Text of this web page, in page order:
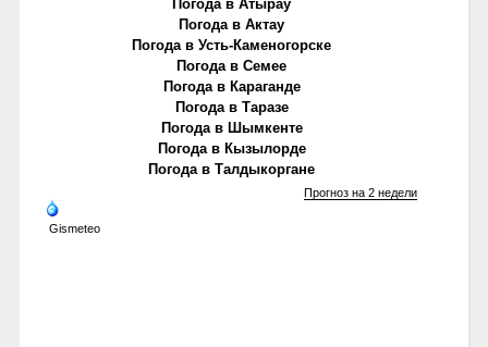
Погода в Атырау
Погода в Актау
Погода в Усть-Каменогорске
Погода в Семее
Погода в Караганде
Погода в Таразе
Погода в Шымкенте
Погода в Кызылорде
Погода в Талдыкоргане
Gismeteo
Прогноз на 2 недели